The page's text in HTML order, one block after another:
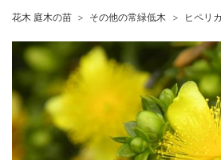
花木 庭木の苗 その他の常緑低木 ヒペリ